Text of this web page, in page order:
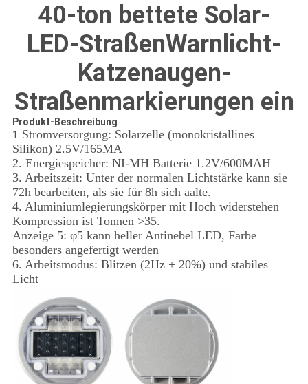
40-ton bettete Solar-
LED-StraßenWarnlicht-
Katzenaugen-
Straßenmarkierungen ein
Produkt-Beschreibung
1. Stromversorgung: Solarzelle (monokristallines
Silikon) 2.5V/165MA
2. Energiespeicher: NI-MH Batterie 1.2V/600MAH
3. Arbeitszeit: Unter der normalen Lichtstärke kann sie
72h bearbeiten, als sie für 8h sich aalte.
4. Aluminiumlegierungskörper mit Hoch widerstehen
Kompression ist Tonnen >35.
Anzeige 5: φ5 kann heller Antinebel LED, Farbe
besonders angefertigt werden
6. Arbeitsmodus: Blitzen (2Hz + 20%) und stabiles
Licht